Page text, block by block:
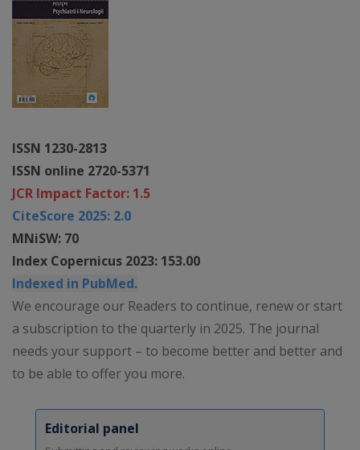
ISSN 1230-2813
ISSN online 2720-5371
JCR Impact Factor: 1.5
CiteScore 2025: 2.0
MNiSW: 70
Index Copernicus 2023: 153.00
Indexed in PubMed.
We encourage our Readers to continue, renew or start
a subscription to the quarterly in 2025. The journal
needs your support – to become better and better and
to be able to offer you more.
Editorial panel